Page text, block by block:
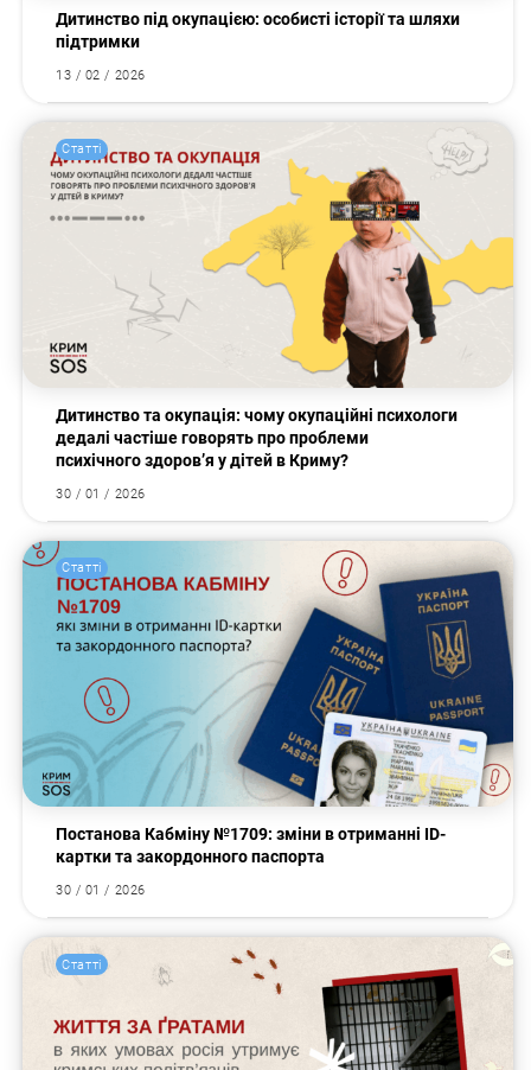
Дитинство під окупацією: особисті історії та шляхи
підтримки
13 / 02 / 2026
Статті
Дитинство та окупація: чому окупаційні психологи
дедалі частіше говорять про проблеми
психічного здоров’я у дітей в Криму?
30 / 01 / 2026
Статті
Постанова Кабміну №1709: зміни в отриманні ID-
картки та закордонного паспорта
30 / 01 / 2026
Статті